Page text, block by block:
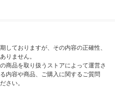
しておりますが、その内容の正確性、
りません。
商品を取り扱うストアによって運営さ
内容や商品、ご購入に関するご質問
さい。